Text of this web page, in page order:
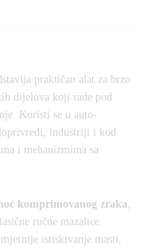
praktičan alat za brzo
dijelova koji rade pod
Koristi se u auto-
industriji i kod
i mehanizmima sa
komprimovanog zraka,
ručne mazalice.
istiskivanje masti,